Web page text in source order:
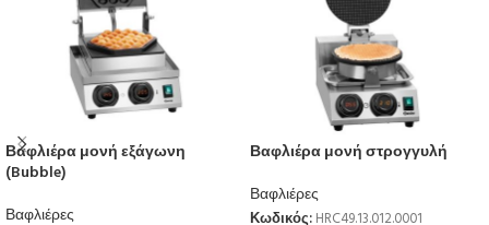
Βαφλιέρα μονή εξάγωνη
(Bubble)
Βαφλιέρες
Βαφλιέρα μονή στρογγυλή
Βαφλιέρες
Κωδικός: HRC49.13.012.0001